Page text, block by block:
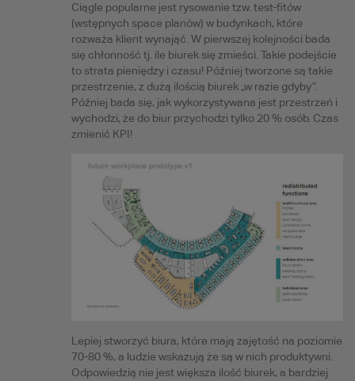
Ciągle popularne jest rysowanie tzw. test-fitów
(wstępnych space planów) w budynkach, które
rozważa klient wynająć. W pierwszej kolejności bada
się chłonność tj. ile biurek się zmieści. Takie podejście
to strata pieniędzy i czasu! Później tworzone są takie
przestrzenie, z dużą ilością biurek „w razie gdyby”.
Później bada się, jak wykorzystywana jest przestrzeń i
wychodzi, że do biur przychodzi tylko 20 % osób. Czas
zmienić KPI!
Lepiej stworzyć biura, które mają zajętość na poziomie
70-80 %, a ludzie wskazują że są w nich produktywni.
Odpowiedzią nie jest większa ilość biurek, a bardziej